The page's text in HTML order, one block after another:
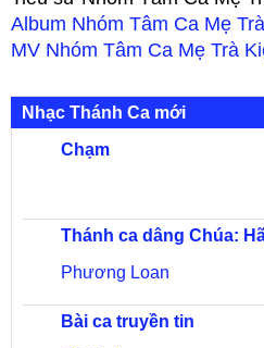
Album Nhóm Tâm Ca Mẹ
MV Nhóm Tâm Ca Mẹ Trà
Nhạc Thánh Ca mới
Chạm
Thánh ca dâng Chúa:
Phương Loan
Bài ca truyền tin